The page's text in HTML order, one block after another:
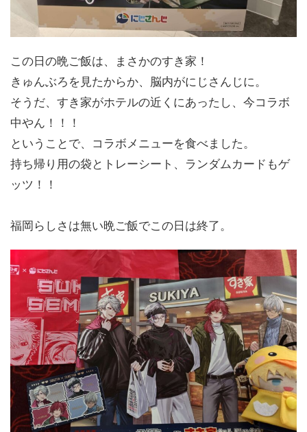
この日の晩ご飯は、まさかのすき家！
きゅんぶろを見たからか、脳内がにじさんじに。
そうだ、すき家がホテルの近くにあったし、今コラボ
中やん！！！
ということで、コラボメニューを食べました。
持ち帰り用の袋とトレーシート、ランダムカードもゲ
ッツ！！
福岡らしさは無い晩ご飯でこの日は終了。